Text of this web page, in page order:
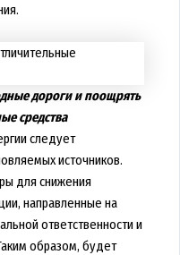
дороги и поощрять
средства
следует
источников.
для снижения
направленные на
ответственности и
образом, будет